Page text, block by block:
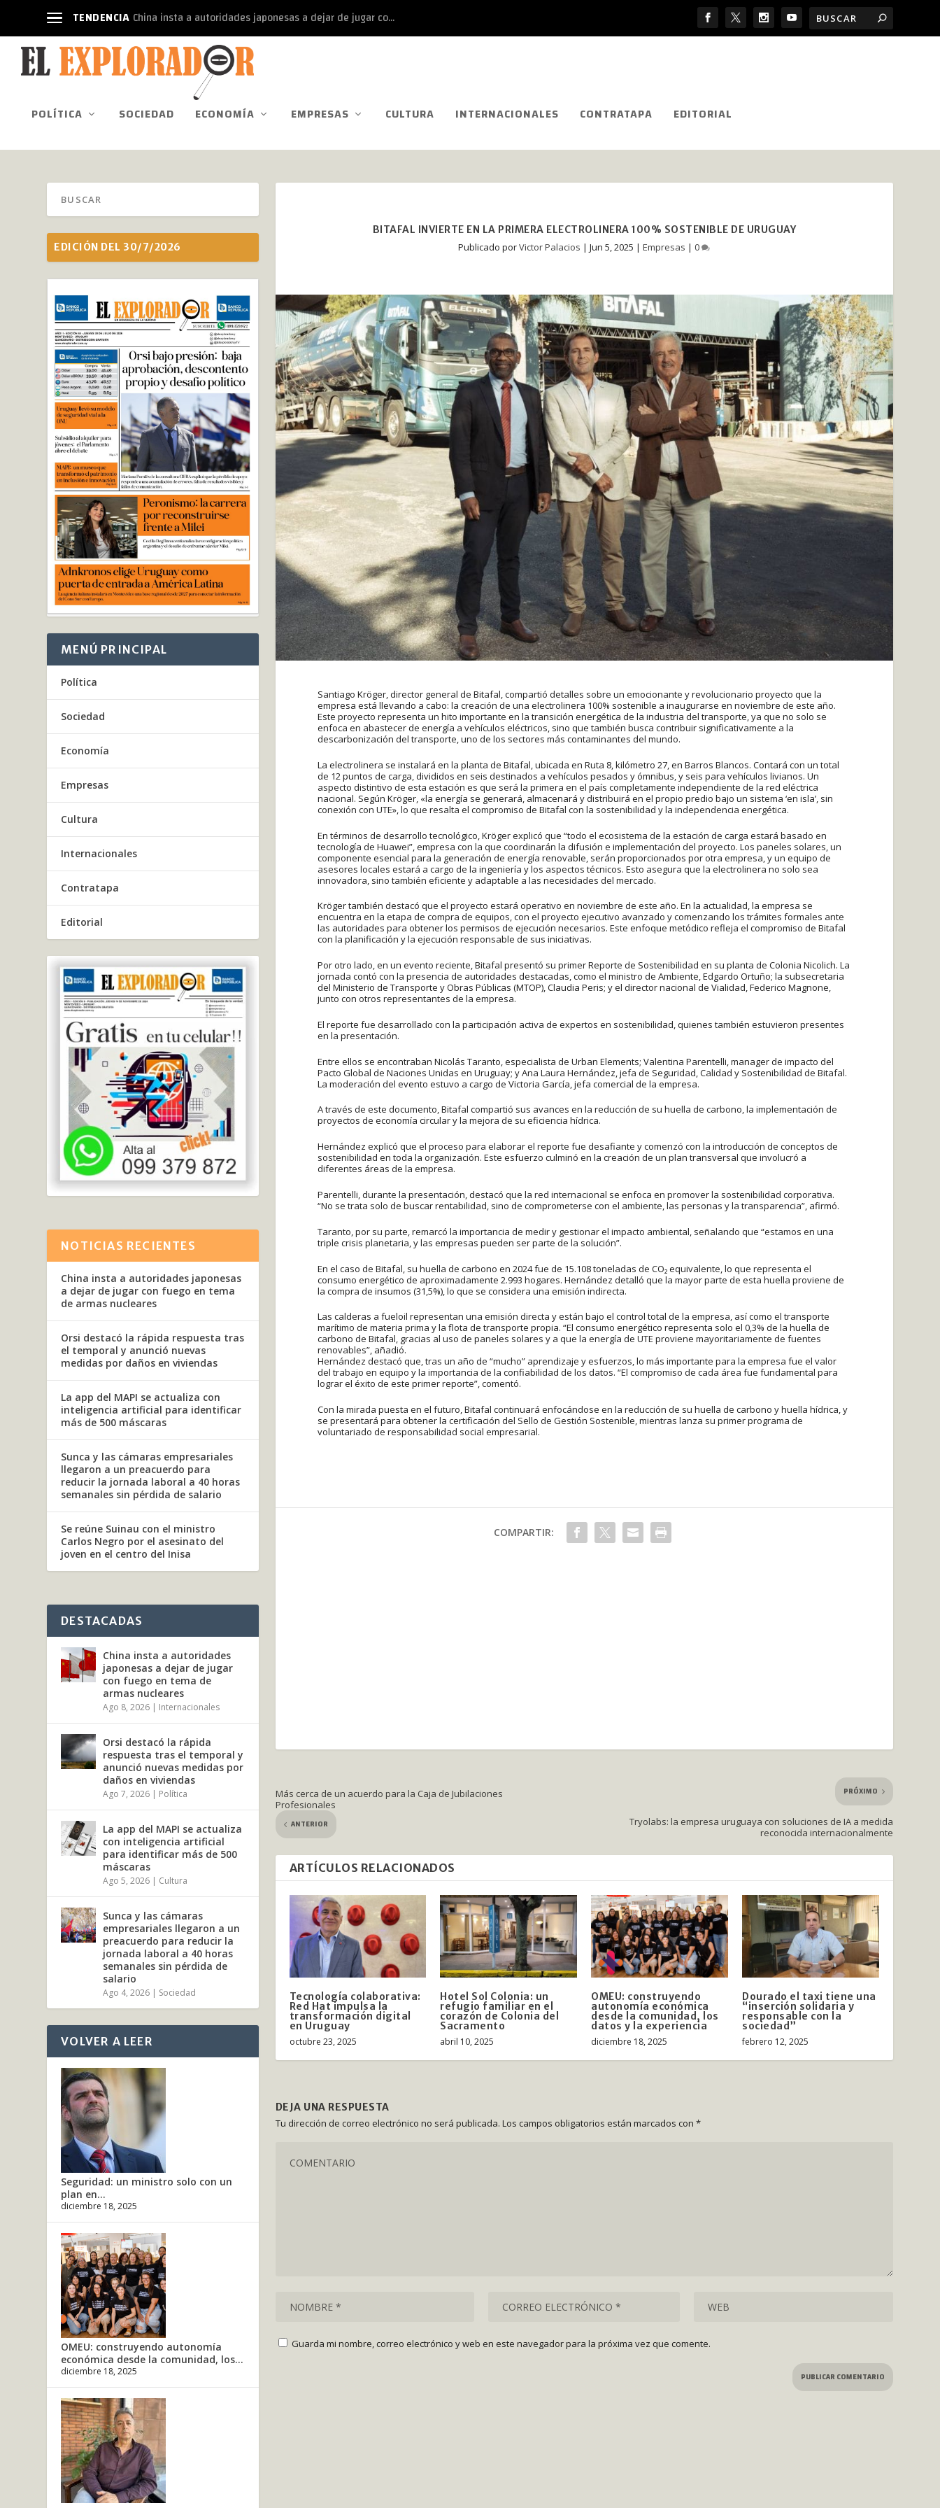
TENDENCIA China insta a autoridades japonesas a dejar de jugar co...
POLÍTICA SOCIEDAD ECONOMÍA EMPRESAS CULTURA INTERNACIONALES CONTRATAPA EDITORIAL
BITAFAL INVIERTE EN LA PRIMERA ELECTROLINERA 100% SOSTENIBLE DE URUGUAY
Publicado porVictor Palacios |Jun 5, 2025 |Empresas |0
Santiago Kröger, director general de Bitafal, compartió detalles sobre un emocionante y revolucionario proyecto que la
empresa está llevando a cabo: la creación de una electrolinera 100% sostenible a inaugurarse en noviembre de este año.
Este proyecto representa un hito importante en la transición energética de la industria del transporte, ya que no solo se
enfoca en abastecer de energía a vehículos eléctricos, sino que también busca contribuir significativamente a la
descarbonización del transporte, uno de los sectores más contaminantes del mundo.
La electrolinera se instalará en la planta de Bitafal, ubicada en Ruta 8, kilómetro 27, en Barros Blancos. Contará con un total
de 12 puntos de carga, divididos en seis destinados a vehículos pesados y ómnibus, y seis para vehículos livianos. Un
aspecto distintivo de esta estación es que será la primera en el país completamente independiente de la red eléctrica
nacional. Según Kröger, «la energía se generará, almacenará y distribuirá en el propio predio bajo un sistema ‘en isla’, sin
conexión con UTE», lo que resalta el compromiso de Bitafal con la sostenibilidad y la independencia energética.
En términos de desarrollo tecnológico, Kröger explicó que “todo el ecosistema de la estación de carga estará basado en
tecnología de Huawei”, empresa con la que coordinarán la difusión e implementación del proyecto. Los paneles solares, un
componente esencial para la generación de energía renovable, serán proporcionados por otra empresa, y un equipo de
asesores locales estará a cargo de la ingeniería y los aspectos técnicos. Esto asegura que la electrolinera no solo sea
innovadora, sino también eficiente y adaptable a las necesidades del mercado.
Kröger también destacó que el proyecto estará operativo en noviembre de este año. En la actualidad, la empresa se
encuentra en la etapa de compra de equipos, con el proyecto ejecutivo avanzado y comenzando los trámites formales ante
las autoridades para obtener los permisos de ejecución necesarios. Este enfoque metódico refleja el compromiso de Bitafal
con la planificación y la ejecución responsable de sus iniciativas.
Por otro lado, en un evento reciente, Bitafal presentó su primer Reporte de Sostenibilidad en su planta de Colonia Nicolich. La
jornada contó con la presencia de autoridades destacadas, como el ministro de Ambiente, Edgardo Ortuño; la subsecretaria
del Ministerio de Transporte y Obras Públicas (MTOP), Claudia Peris; y el director nacional de Vialidad, Federico Magnone,
junto con otros representantes de la empresa.
El reporte fue desarrollado con la participación activa de expertos en sostenibilidad, quienes también estuvieron presentes
en la presentación.
Entre ellos se encontraban Nicolás Taranto, especialista de Urban Elements; Valentina Parentelli, manager de impacto del
Pacto Global de Naciones Unidas en Uruguay; y Ana Laura Hernández, jefa de Seguridad, Calidad y Sostenibilidad de Bitafal.
La moderación del evento estuvo a cargo de Victoria García, jefa comercial de la empresa.
A través de este documento, Bitafal compartió sus avances en la reducción de su huella de carbono, la implementación de
proyectos de economía circular y la mejora de su eficiencia hídrica.
Hernández explicó que el proceso para elaborar el reporte fue desafiante y comenzó con la introducción de conceptos de
sostenibilidad en toda la organización. Este esfuerzo culminó en la creación de un plan transversal que involucró a
diferentes áreas de la empresa.
Parentelli, durante la presentación, destacó que la red internacional se enfoca en promover la sostenibilidad corporativa.
“No se trata solo de buscar rentabilidad, sino de comprometerse con el ambiente, las personas y la transparencia”, afirmó.
Taranto, por su parte, remarcó la importancia de medir y gestionar el impacto ambiental, señalando que “estamos en una
triple crisis planetaria, y las empresas pueden ser parte de la solución”.
En el caso de Bitafal, su huella de carbono en 2024 fue de 15.108 toneladas de CO₂ equivalente, lo que representa el
consumo energético de aproximadamente 2.993 hogares. Hernández detalló que la mayor parte de esta huella proviene de
la compra de insumos (31,5%), lo que se considera una emisión indirecta.
Las calderas a fueloil representan una emisión directa y están bajo el control total de la empresa, así como el transporte
marítimo de materia prima y la flota de transporte propia. “El consumo energético representa solo el 0,3% de la huella de
carbono de Bitafal, gracias al uso de paneles solares y a que la energía de UTE proviene mayoritariamente de fuentes
renovables”, añadió.
Hernández destacó que, tras un año de “mucho” aprendizaje y esfuerzos, lo más importante para la empresa fue el valor
del trabajo en equipo y la importancia de la confiabilidad de los datos. “El compromiso de cada área fue fundamental para
lograr el éxito de este primer reporte”, comentó.
Con la mirada puesta en el futuro, Bitafal continuará enfocándose en la reducción de su huella de carbono y huella hídrica, y
se presentará para obtener la certificación del Sello de Gestión Sostenible, mientras lanza su primer programa de
voluntariado de responsabilidad social empresarial.
COMPARTIR:
Más cerca de un acuerdo para la Caja de Jubilaciones
Profesionales
ANTERIOR
PRÓXIMO
Tryolabs: la empresa uruguaya con soluciones de IA a medida
reconocida internacionalmente
ARTÍCULOS RELACIONADOS
Tecnología colaborativa:
Red Hat impulsa la
transformación digital
en Uruguay
octubre 23, 2025
Hotel Sol Colonia: un
refugio familiar en el
corazón de Colonia del
Sacramento
abril 10, 2025
OMEU: construyendo
autonomía económica
desde la comunidad, los
datos y la experiencia
diciembre 18, 2025
Dourado el taxi tiene una
“inserción solidaria y
responsable con la
sociedad”
febrero 12, 2025
DEJA UNA RESPUESTA
Tu dirección de correo electrónico no será publicada. Los campos obligatorios están marcados con *
Guarda mi nombre, correo electrónico y web en este navegador para la próxima vez que comente.
EDICIÓN DEL 30/7/2026
MENÚ PRINCIPAL
Política
Sociedad
Economía
Empresas
Cultura
Internacionales
Contratapa
Editorial
NOTICIAS RECIENTES
China insta a autoridades japonesas
a dejar de jugar con fuego en tema
de armas nucleares
Orsi destacó la rápida respuesta tras
el temporal y anunció nuevas
medidas por daños en viviendas
La app del MAPI se actualiza con
inteligencia artificial para identificar
más de 500 máscaras
Sunca y las cámaras empresariales
llegaron a un preacuerdo para
reducir la jornada laboral a 40 horas
semanales sin pérdida de salario
Se reúne Suinau con el ministro
Carlos Negro por el asesinato del
joven en el centro del Inisa
DESTACADAS
China insta a autoridades
japonesas a dejar de jugar
con fuego en tema de
armas nucleares
Ago 8, 2026 | Internacionales
Orsi destacó la rápida
respuesta tras el temporal y
anunció nuevas medidas por
daños en viviendas
Ago 7, 2026 | Política
La app del MAPI se actualiza
con inteligencia artificial
para identificar más de 500
máscaras
Ago 5, 2026 | Cultura
Sunca y las cámaras
empresariales llegaron a un
preacuerdo para reducir la
jornada laboral a 40 horas
semanales sin pérdida de
salario
Ago 4, 2026 | Sociedad
VOLVER A LEER
Seguridad: un ministro solo con un
plan en...
diciembre 18, 2025
OMEU: construyendo autonomía
económica desde la comunidad, los...
diciembre 18, 2025